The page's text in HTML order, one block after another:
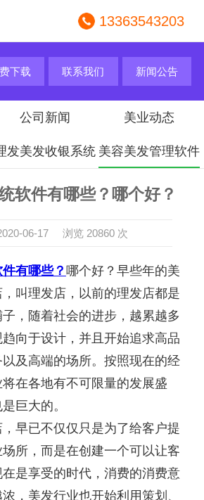
13363543203
下载 联系我们 新闻公告
公司新闻 美业动态
发美发收银系统 美容美发管理软件
软件有哪些？哪个好？
06-17 浏览 20860 次
有哪些？ 哪个好？早些年的美
叫理发店，以前的理发店都是
，随着社会的进步，越累越多
向于设计，并且开始追求高品
及高端的场所。按照现在的经
在各地有不可限量的发展盛
巨大的。
已不仅仅只是为了给客户提
所，而是在创建一个可以让客
是享受的时代，消费的消费意
，美发行业也开始利用策划、